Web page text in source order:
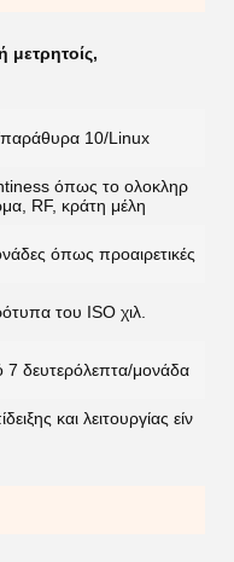
,
10/Linux
όπως το ολοκληρ
RF, κράτη μέλη
όπως προαιρετικές
του ISO χιλ.
7 δευτερόλεπτα/μονάδα
και λειτουργίας είν